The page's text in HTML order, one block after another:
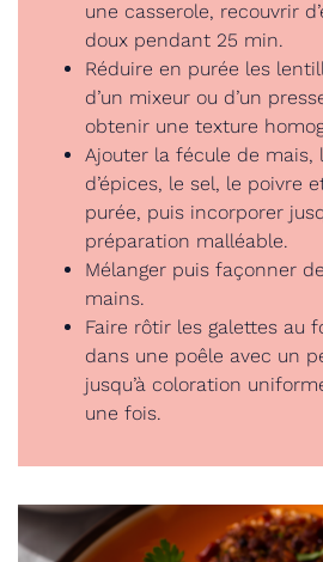
une casserole, recouvrir
doux pendant 25 min.
Réduire en purée les
d’un mixeur ou d’un
obtenir une texture
Ajouter la fécule de mais,
d’épices, le sel, le poivre
purée, puis incorporer
préparation malléable.
Mélanger puis façonner
mains.
Faire rôtir les galettes au
dans une poêle avec un
jusqu’à coloration
une fois.